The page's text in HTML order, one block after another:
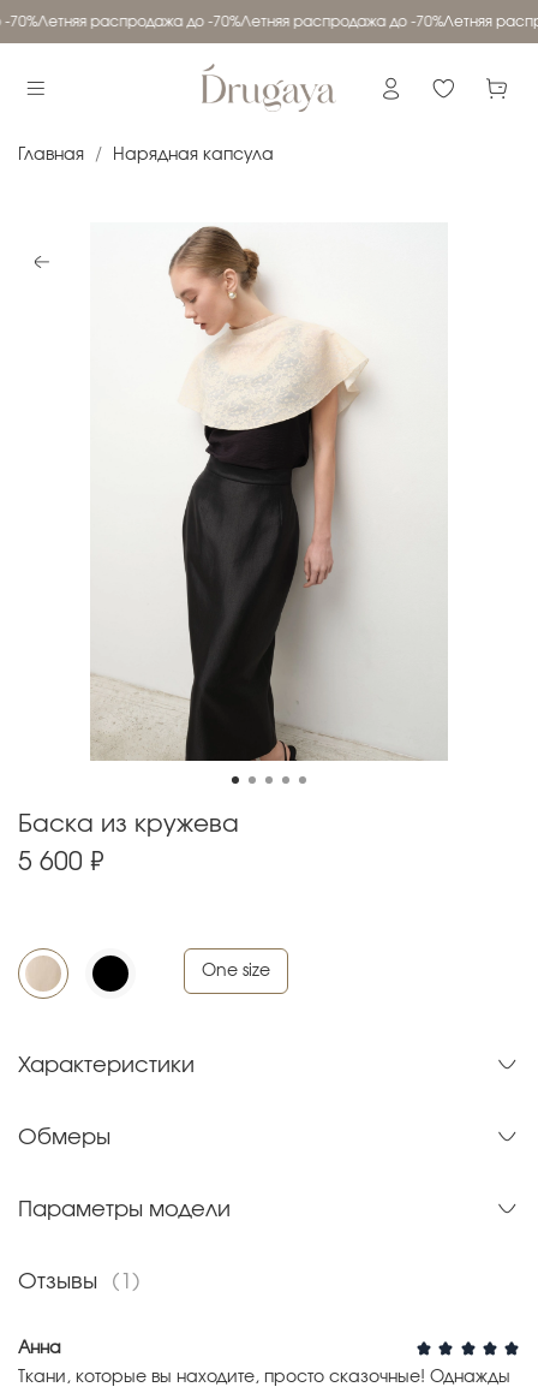
Летняя распродажа до -70%Летняя распродажа до -70%Летняя
Главная Нарядная капсула
Баска из кружева
5 600 ₽
One size
Характеристики
Обмеры
Параметры модели
Отзывы (1)
Анна
Ткани, которые вы находите, просто сказочные! Однажды